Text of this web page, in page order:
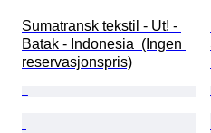
Sumatransk tekstil - Ut! -
Batak - Indonesia  (Ingen
reservasjonspris)